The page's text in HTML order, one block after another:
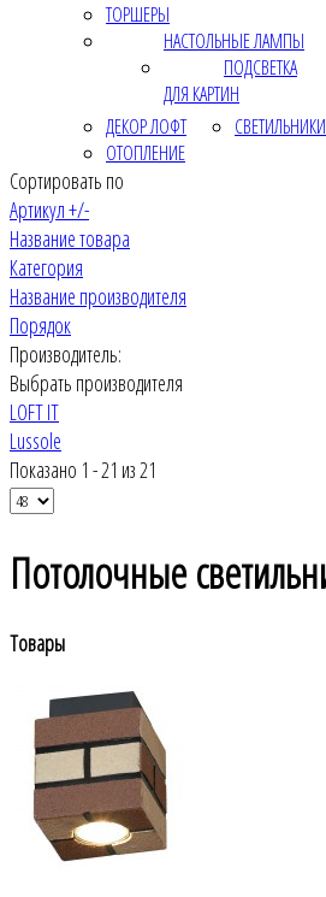
ТОРШЕРЫ
НАСТОЛЬНЫЕ ЛАМПЫ
ПОДСВЕТКА
ДЛЯ КАРТИН
ДЕКОР ЛОФТ
ОТОПЛЕНИЕ
Сортировать по
Артикул +/-
Название товара
Категория
Название производителя
Порядок
Производитель:
Выбрать производителя
LOFT IT
Lussole
Показано 1 - 21 из 21
Потолочные
Товары